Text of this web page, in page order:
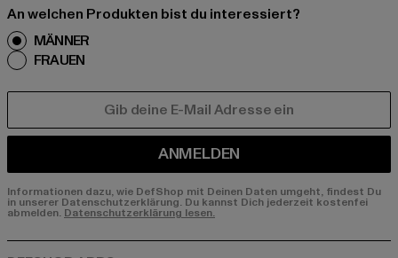
An welchen Produkten bist du interessiert?
MÄNNER
FRAUEN
ANMELDEN
Informationen dazu, wie DefShop mit Deinen Daten umgeht, findest Du
in unserer Datenschutzerklärung. Du kannst Dich jederzeit kostenfei
abmelden. Datenschutzerklärung lesen.